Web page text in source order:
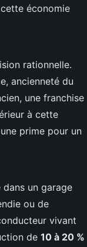
économie
rationnelle.
ancienneté du
une franchise
à cette
prime pour un
un garage
ou de
vivant
de 10 à 20 %